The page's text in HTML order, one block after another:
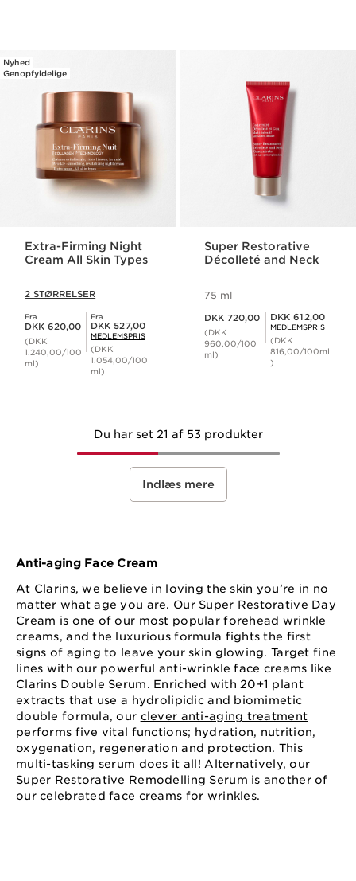
Nyhed
Genopfyldelige
Extra-Firming Night
Cream All Skin Types
2 STØRRELSER
Fra
Nuværende pris DKK 620,00
DKK 620,00
(DKK
1.240,00/100
ml)
Fra
Medlemspris DKK 527,00
DKK 527,00
MEDLEMSPRIS
(DKK
1.054,00/100
ml)
Super Restorative
Décolleté and Neck
75 ml
DKK 720,00
(DKK
960,00/100
ml)
Medlemspris DKK 612,00
DKK 612,00
MEDLEMSPRIS
(DKK
816,00/100ml
)
Du har set 21 af 53 produkter
Indlæs mere
Anti-aging Face Cream
At Clarins, we believe in loving the skin you’re in no
matter what age you are. Our Super Restorative Day
Cream is one of our most popular forehead wrinkle
creams, and the luxurious formula fights the first
signs of aging to leave your skin glowing. Target fine
lines with our powerful anti-wrinkle face creams like
Clarins Double Serum. Enriched with 20+1 plant
extracts that use a hydrolipidic and biomimetic
double formula, our clever anti-aging treatment
performs five vital functions; hydration, nutrition,
oxygenation, regeneration and protection. This
multi-tasking serum does it all! Alternatively, our
Super Restorative Remodelling Serum is another of
our celebrated face creams for wrinkles.